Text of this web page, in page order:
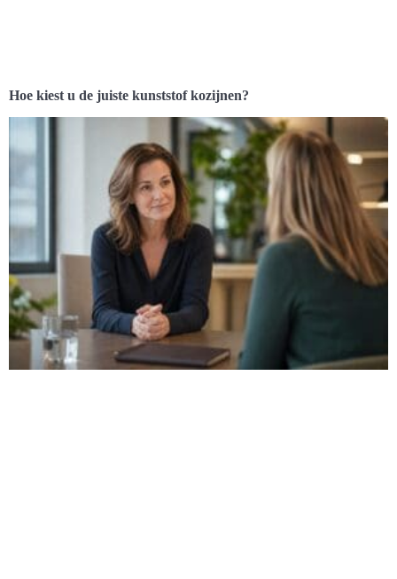
Hoe kiest u de juiste kunststof kozijnen?